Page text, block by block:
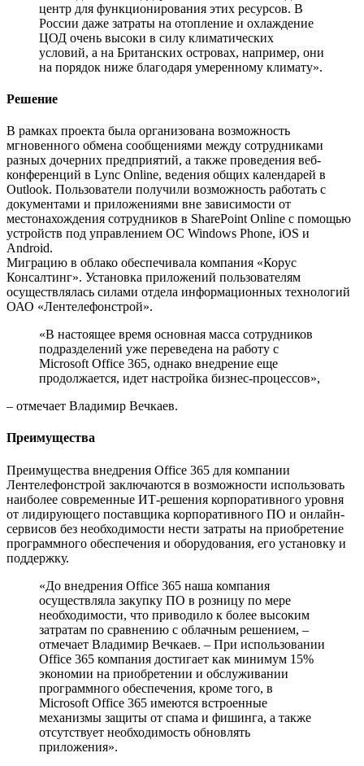
центр для функционирования этих ресурсов. В
России даже затраты на отопление и охлаждение
ЦОД очень высоки в силу климатических
условий, а на Британских островах, например, они
на порядок ниже благодаря умеренному климату».
Решение
В рамках проекта была организована возможность
мгновенного обмена сообщениями между сотрудниками
разных дочерних предприятий, а также проведения веб-
конференций в Lync Online, ведения общих календарей в
Outlook. Пользователи получили возможность работать с
документами и приложениями вне зависимости от
местонахождения сотрудников в SharePoint Online с помощью
устройств под управлением ОС Windows Phone, iOS и
Android.
Миграцию в облако обеспечивала компания «Корус
Консалтинг». Установка приложений пользователям
осуществлялась силами отдела информационных технологий
ОАО «Лентелефонстрой».
«В настоящее время основная масса сотрудников
подразделений уже переведена на работу с
Microsoft Office 365, однако внедрение еще
продолжается, идет настройка бизнес-процессов»,
– отмечает Владимир Вечкаев.
Преимущества
Преимущества внедрения Office 365 для компании
Лентелефонстрой заключаются в возможности использовать
наиболее современные ИТ-решения корпоративного уровня
от лидирующего поставщика корпоративного ПО и онлайн-
сервисов без необходимости нести затраты на приобретение
программного обеспечения и оборудования, его установку и
поддержку.
«До внедрения Office 365 наша компания
осуществляла закупку ПО в розницу по мере
необходимости, что приводило к более высоким
затратам по сравнению с облачным решением, –
отмечает Владимир Вечкаев. – При использовании
Office 365 компания достигает как минимум 15%
экономии на приобретении и обслуживании
программного обеспечения, кроме того, в
Microsoft Office 365 имеются встроенные
механизмы защиты от спама и фишинга, а также
отсутствует необходимость обновлять
приложения».